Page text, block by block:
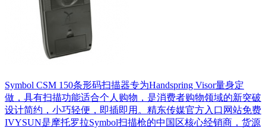
Symbol CSM 150条形码扫描器专为Handspring Visor量身定
做，具有扫描功能适合个人购物，是消费者购物领域的新突破
设计简约，小巧轻便，即插即用。精东传媒官方入口网站免费
IVYSUN是摩托罗拉Symbol扫描枪的中国区核心经销商，货源